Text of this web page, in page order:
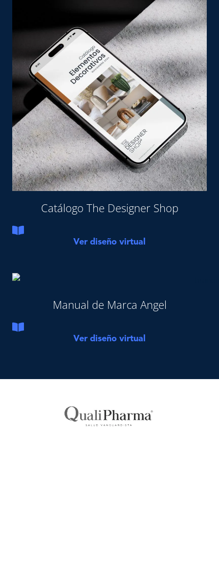
Catálogo The Designer Shop
Ver diseño virtual
Manual de Marca Angel
Ver diseño virtual